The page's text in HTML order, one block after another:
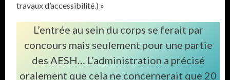
travaux d’accessibilité.) »
L’entrée au sein du corps se ferait par
concours mais seulement pour une partie
des AESH… L’administration a précisé
oralement que cela ne concernerait que 20